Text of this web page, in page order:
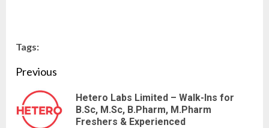
Tags:
Continue
Reading
Previous
Hetero Labs Limited – Walk-Ins for
B.Sc, M.Sc, B.Pharm, M.Pharm
Freshers & Experienced